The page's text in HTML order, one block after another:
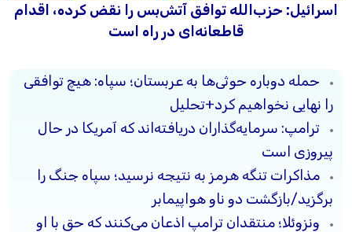
اسرائیل: حزب‌الله توافق آتش‌بس را نقض کرده، اقدام
قاطعانه‌ای در راه است
حمله دوباره حوثی‌ها به عربستان؛ سپاه: هیچ توافقی
را نهایی نخواهیم کرد+تحلیل
ترامپ: سرمایه‌گذاران دریافته‌اند که آمریکا در حال
پیروزی است
مذاکرات تنگه هرمز به نتیجه نرسید؛ سپاه جنگ را
برگزید/بازگشت دو ناو هواپیمابر
ونزوئلا؛ منتقدان ترامپ اذعان می‌کنند که حق با او